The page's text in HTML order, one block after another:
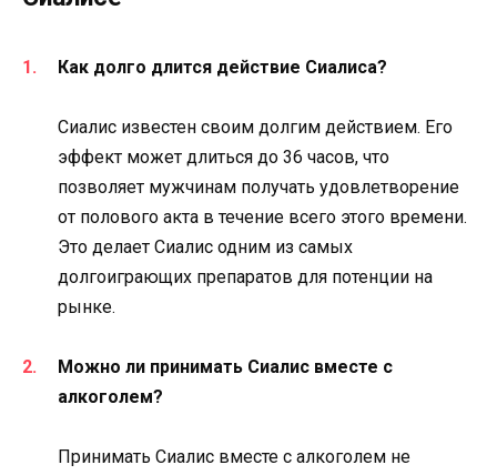
Как долго длится действие Сиалиса?
Сиалис известен своим долгим действием. Его
эффект может длиться до 36 часов, что
позволяет мужчинам получать удовлетворение
от полового акта в течение всего этого времени.
Это делает Сиалис одним из самых
долгоиграющих препаратов для потенции на
рынке.
Можно ли принимать Сиалис вместе с
алкоголем?
Принимать Сиалис вместе с алкоголем не